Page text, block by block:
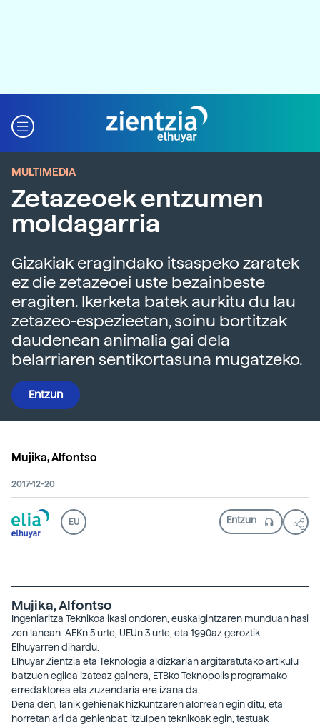
MULTIMEDIA
Zetazeoek entzumen
moldagarria
Gizakiak eragindako itsaspeko zaratek
ez die zetazeoei uste bezainbeste
eragiten. Ikerketa batek aurkitu du lau
zetazeo-espezieetan, soinu bortitzak
daudenean animalia gai dela
belarriaren sentikortasuna mugatzeko.
Entzun
Mujika, Alfontso
2017-12-20
EU
Mujika, Alfontso
Ingeniaritza Teknikoa ikasi ondoren, euskalgintzaren munduan hasi
zen lanean. AEKn 5 urte, UEUn 3 urte, eta 1990az geroztik
Elhuyarren dihardu.
Elhuyar Zientzia eta Teknologia aldizkarian argitaratutako artikulu
batzuen egilea izateaz gainera, ETBko Teknopolis programako
erredaktorea eta zuzendaria ere izana da.
Dena den, lanik gehienak hizkuntzaren alorrean egin ditu, eta
horretan ari da gehienbat: itzulpen teknikoak egin, testuak